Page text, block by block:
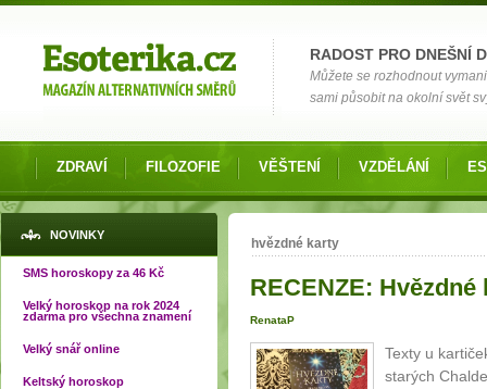
RADOST PRO DNEŠNÍ
Můžete se rozhodnout
sami působit na okolní svět
ZDRAVÍ FILOZOFIE VĚŠTENÍ VZDĚLÁNÍ
NOVINKY
SMS horoskopy za 46 Kč
Velký horoskop na rok 2024
zdarma pro všechna znamení
Velký snář online
Keltský horoskop
Jste zde
hvězdné karty
RECENZE:
RenataP
Texty u
starých